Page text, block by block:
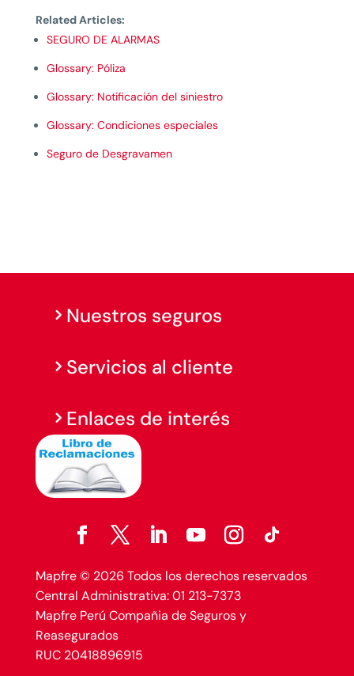
Related Articles:
SEGURO DE ALARMAS
Glossary: Póliza
Glossary: Notificación del siniestro
Glossary: Condiciones especiales
Seguro de Desgravamen
Nuestros seguros
Servicios al cliente
Enlaces de interés
Mapfre © 2026 Todos los derechos reservados
Central Administrativa: 01 213-7373
Mapfre Perú Compañia de Seguros y
Reasegurados
RUC 20418896915